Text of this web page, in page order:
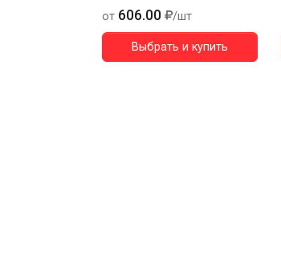
от 606.00 /шт
Выбрать и купить